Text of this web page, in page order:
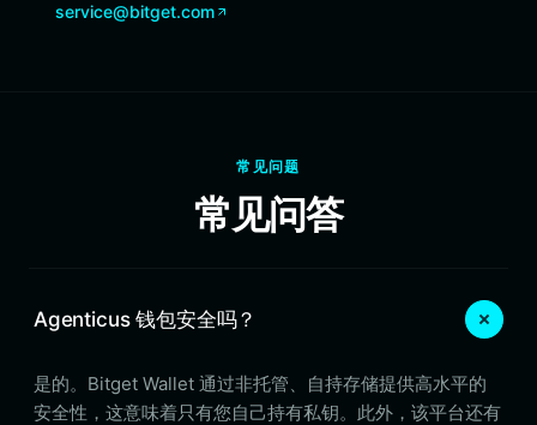
service@bitget.com
常见问题
常见问答
Agenticus 钱包安全吗？
是的。Bitget Wallet 通过非托管、自持存储提供高水平的
安全性，这意味着只有您自己持有私钥。此外，该平台还有